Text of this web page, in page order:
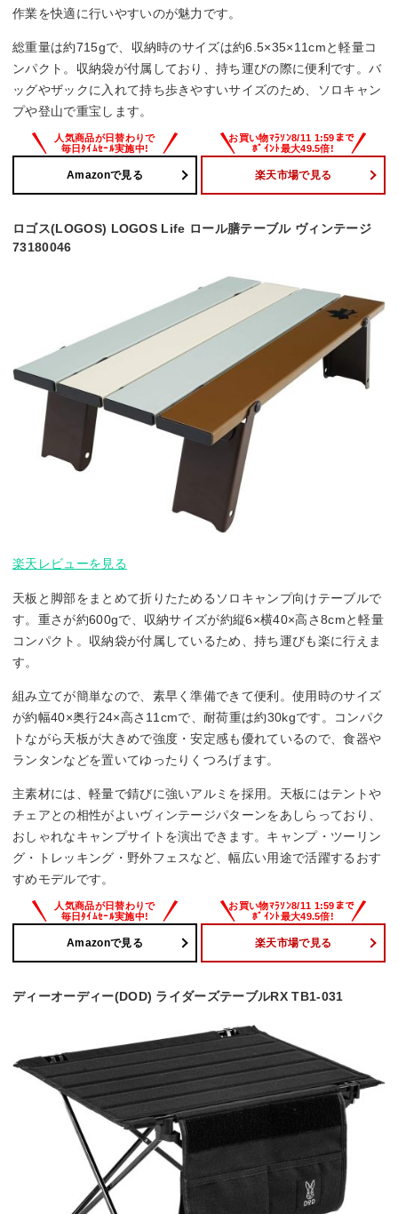
作業を快適に行いやすいのが魅力です。
総重量は約715gで、収納時のサイズは約6.5×35×11cmと軽量コ
ンパクト。収納袋が付属しており、持ち運びの際に便利です。バ
ッグやザックに入れて持ち歩きやすいサイズのため、ソロキャン
プや登山で重宝します。
Amazonで見る 楽天市場で見る
ロゴス(LOGOS) LOGOS Life ロール膳テーブル ヴィンテージ
73180046
楽天レビューを見る
天板と脚部をまとめて折りたためるソロキャンプ向けテーブルで
す。重さが約600gで、収納サイズが約縦6×横40×高さ8cmと軽量
コンパクト。収納袋が付属しているため、持ち運びも楽に行えま
す。
組み立てが簡単なので、素早く準備できて便利。使用時のサイズ
が約幅40×奥行24×高さ11cmで、耐荷重は約30kgです。コンパク
トながら天板が大きめで強度・安定感も優れているので、食器や
ランタンなどを置いてゆったりくつろげます。
主素材には、軽量で錆びに強いアルミを採用。天板にはテントや
チェアとの相性がよいヴィンテージパターンをあしらっており、
おしゃれなキャンプサイトを演出できます。キャンプ・ツーリン
グ・トレッキング・野外フェスなど、幅広い用途で活躍するおす
すめモデルです。
Amazonで見る 楽天市場で見る
ディーオーディー(DOD) ライダーズテーブルRX TB1-031